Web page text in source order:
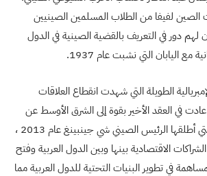
لفيفا من الطلاب المسلمين الصينيين
لهم دور في التعريف بالقضية الصينية في الدول
مع اليابان التي نشبت عام 1937
.
الطويلة التي شهدت انقطاع العلاقات
عادت في العقد الأخير بقوة إلى الشرق الأوسط عن
أطلقها الرئيس الصيني شي جينبينغ عام 2013 ،
الاقتصادية بينها وبين الدول العربية وفتح
في تطوير البنيات التحتية للدول العربية مما